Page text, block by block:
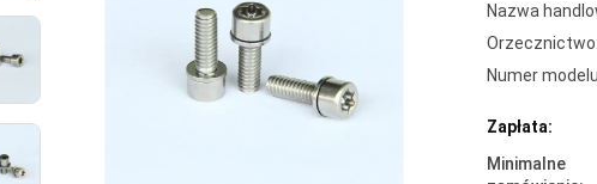
Nazwa
Orzecznictwo:
Numer
Zapłata:
Minimalne